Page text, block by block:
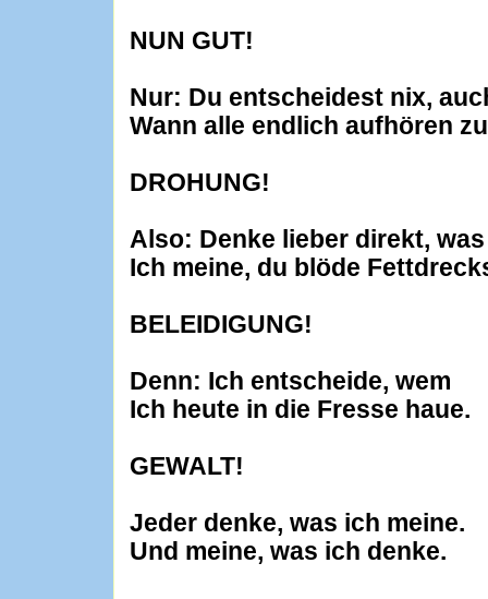
NUN GUT!
Nur: Du entscheidest nix,
Wann alle endlich aufhören
DROHUNG!
Also: Denke lieber direkt, was
Ich meine, du blöde
BELEIDIGUNG!
Denn: Ich entscheide, wem
Ich heute in die Fresse haue.
GEWALT!
Jeder denke, was ich meine.
Und meine, was ich denke.